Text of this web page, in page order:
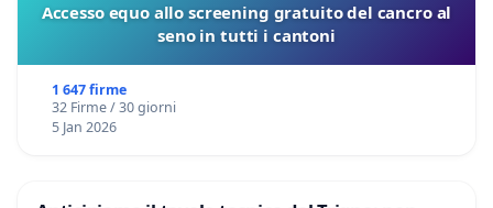
Accesso equo allo screening gratuito del cancro al
seno in tutti i cantoni
1 647 firme
32 Firme / 30 giorni
5 Jan 2026